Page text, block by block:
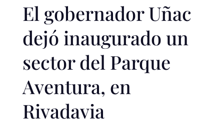
El gobernador Uñac
dejó inaugurado un
sector del Parque
Aventura, en
Rivadavia